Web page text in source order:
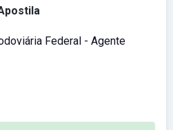
Federal - Agente